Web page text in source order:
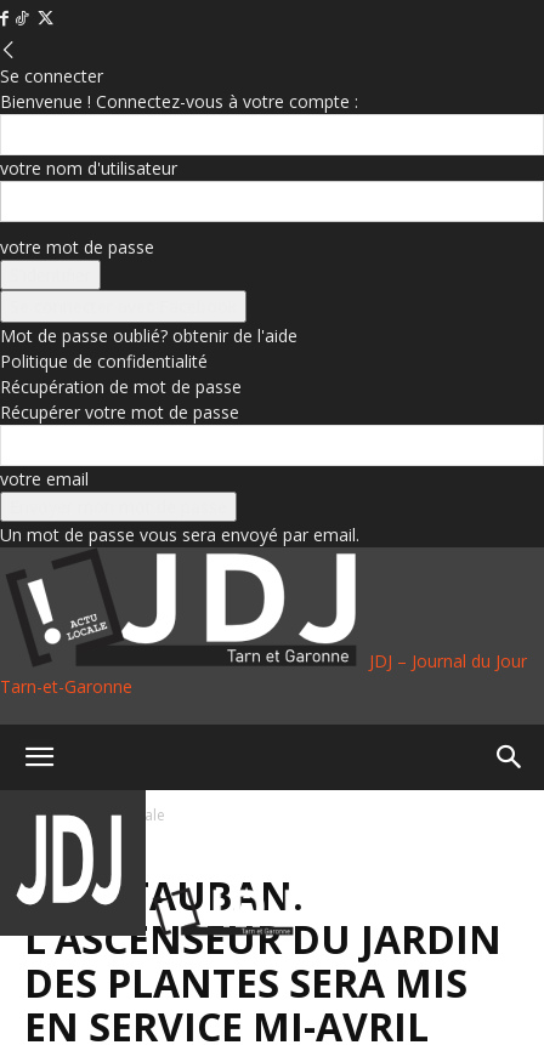
Se connecter
Bienvenue ! Connectez-vous à votre compte :
votre nom d'utilisateur
votre mot de passe
Mot de passe oublié? obtenir de l'aide
Politique de confidentialité
Récupération de mot de passe
Récupérer votre mot de passe
votre email
Un mot de passe vous sera envoyé par email.
JDJ – Journal du Jour
Tarn-et-Garonne
Accueil Vie Locale
VIE LOCALE
MONTAUBAN.
L’ASCENSEUR DU JARDIN
DES PLANTES SERA MIS
EN SERVICE MI-AVRIL